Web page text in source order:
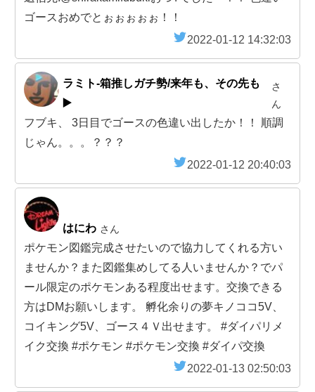
ゴースおめでとぉぉぉぉぉ！！
2022-01-12 14:32:03
ラミト-箱推しガチ勢/来年も、その先も
▶️
さ
ん
フブキ、 3日目でゴースの色違い出したか！！ 順調
じゃん。。。？？？
2022-01-12 20:40:03
はにわ さん
ポケモン図鑑完成させたいので協力してくれる方い
ませんか？また図鑑集めしてる人いませんか？でパ
ール限定のポケモンある程度出せます。交換できる
方はDMお願いします。 孵化余りの夢キノココ5V、
コイキング5V、ゴース４Ｖ出せます。 #ダイパリメ
イク交換 #ポケモン #ポケモン交換 #ダイパ交換
2022-01-13 02:50:03